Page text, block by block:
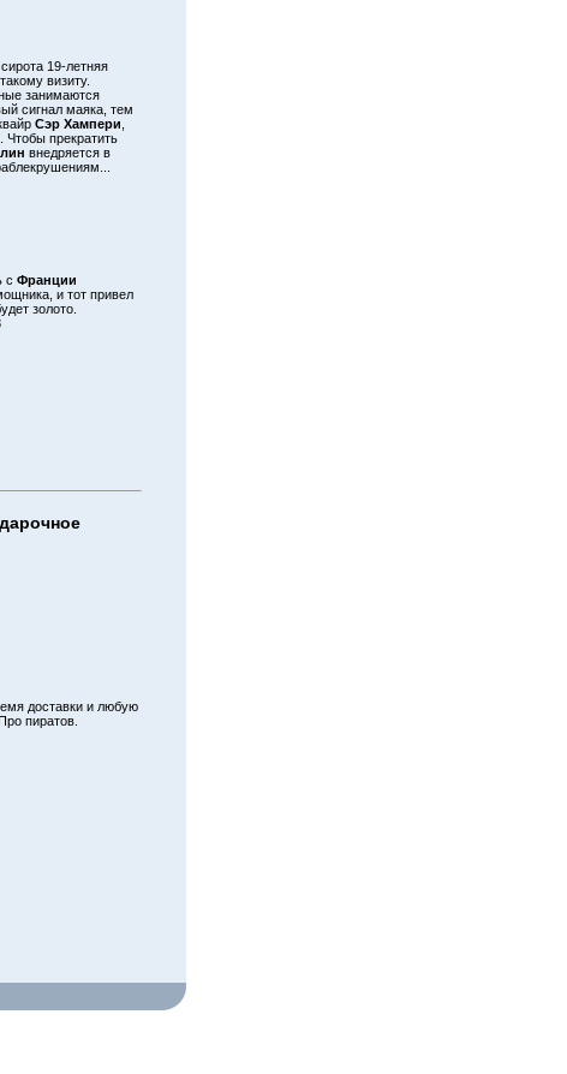
19-летняя
визиту.
занимаются
сигнал маяка, тем
Сэр Хампери
Чтобы прекратить
внедряется в
с Франции
и тот привел
золото.
доставки и любую
пиратов.